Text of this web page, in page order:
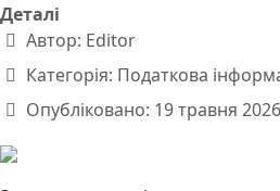
Деталі
Автор: Editor
Категорія: Податкова
Опубліковано: 19 травня 2026